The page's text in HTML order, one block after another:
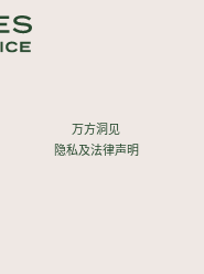
万方洞见
隐私及法律声明